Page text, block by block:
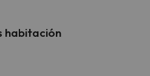
habitación